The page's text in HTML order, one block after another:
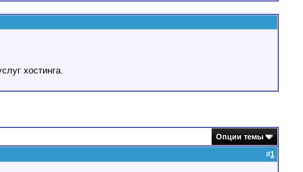
хостинга.
Опции темы
#1